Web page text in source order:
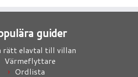
guider
rätt elavtal till villan
Värmeflyttare
Ordlista